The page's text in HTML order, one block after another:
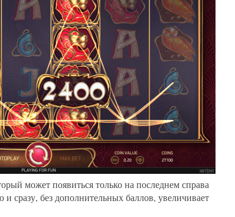
может появиться только на последнем справа
сразу, без дополнительных баллов, увеличивает